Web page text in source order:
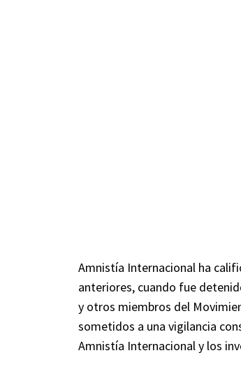
Amnistía Internacional ha
anteriores, cuando fue
y otros miembros del
sometidos a una vigilancia
Amnistía Internacional y los